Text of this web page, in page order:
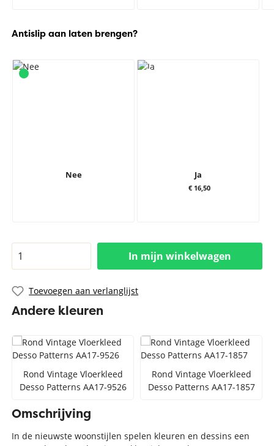
Antislip aan laten brengen?
Nee Ja
€ 16,50
In mijn winkelwagen
Toevoegen aan verlanglijst
Andere kleuren
Rond Vintage Vloerkleed
Desso Patterns AA17-9526
Rond Vintage Vloerkleed
Desso Patterns AA17-1857
Omschrijving
In de nieuwste woonstijlen spelen kleuren en dessins een